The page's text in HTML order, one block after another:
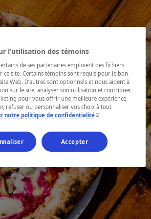
l’utilisation des témoins
de ses partenaires emploient des fichiers
ce site. Certains témoins sont requis pour le bon
Web. D’autres sont optionnels et nous aident à
sur le site, analyser son utilisation et contribuer
pour vous offrir une meilleure expérience.
refuser ou personnaliser vos choix à tout
notre politique de confidentialité- Cet hyperlien
Accepter